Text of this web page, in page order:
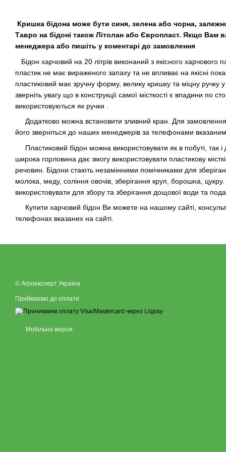
Кришка бідона може бути синя, зелена або чорна,
Тавро на бідоні також Літолан або Європласт. Якщо Вам
менеджера або пишіть у коментарі до замовлення
Бідон харчовий на 20 літрів виконаний з якісного харчового
пластик не має вираженого запаху та не впливає на якісні
пластиковий має зручну форму, велику кришку та міцну ручку
зверніть увагу що в конструкції самої місткості є впадини по
використовуються як ручки .
Додатково можна встановити зливний кран. Для замовлення
його зверніться до наших менеджерів за телефонами
Пластиковий бідон можна використовувати як в побуті, так і
широка горловина дає змогу використовувати пластикову
речовин. Бідони стають незамінними помічниками для
молока, меду, соління овочів, зберігання круп, борошна,
використовувати для збору та зберігання дощової води та
Купити харчовий бідон Ви можете на нашому сайті,
телефонах вказаних на сайті.
© Агроексперт Україна
Приймаємо до оплати
Мобільна версія